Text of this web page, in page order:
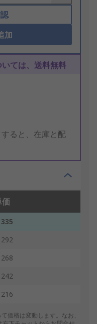
加
ては、送料無料
ると、在庫と配
価
335
292
268
242
216
価格は変動します。なお、